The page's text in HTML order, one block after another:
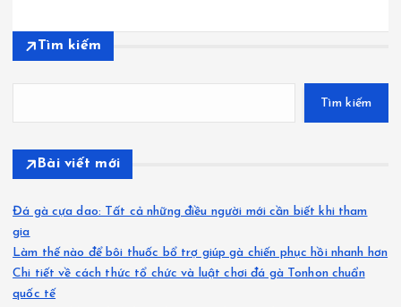
Tìm kiếm
Tìm kiếm
Bài viết mới
Đá gà cựa dao: Tất cả những điều người mới cần biết khi tham
gia
Làm thế nào để bôi thuốc bổ trợ giúp gà chiến phục hồi nhanh hơn
Chi tiết về cách thức tổ chức và luật chơi đá gà Tonhon chuẩn
quốc tế